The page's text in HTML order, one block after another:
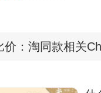
价：淘同款相关